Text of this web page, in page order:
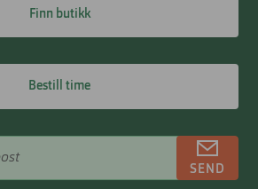
Finn butikk
Bestill time
SEND